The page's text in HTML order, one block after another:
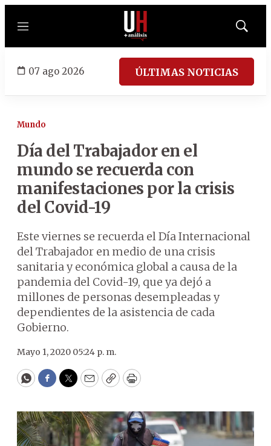
Menú
Mostrar
07 ago 2026 ÚLTIMAS NOTICIAS
Mundo
Día del Trabajador en el
mundo se recuerda con
manifestaciones por la crisis
del Covid-19
Este viernes se recuerda el Día Internacional
del Trabajador en medio de una crisis
sanitaria y económica global a causa de la
pandemia del Covid-19, que ya dejó a
millones de personas desempleadas y
dependientes de la asistencia de cada
Gobierno.
Mayo 1, 2020 05:24 p. m.
WhatsApp
Facebook
Twitter
EmailCopyPrint